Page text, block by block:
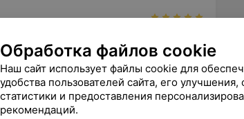
врач!!!
Рекомендую
Обработка файлов cookie
Наш сайт использует файлы cookie для
удобства пользователей сайта, его улучшения,
статистики и предоставления
рекомендаций.